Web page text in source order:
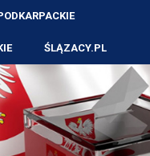
ŚLĄZACY.PL